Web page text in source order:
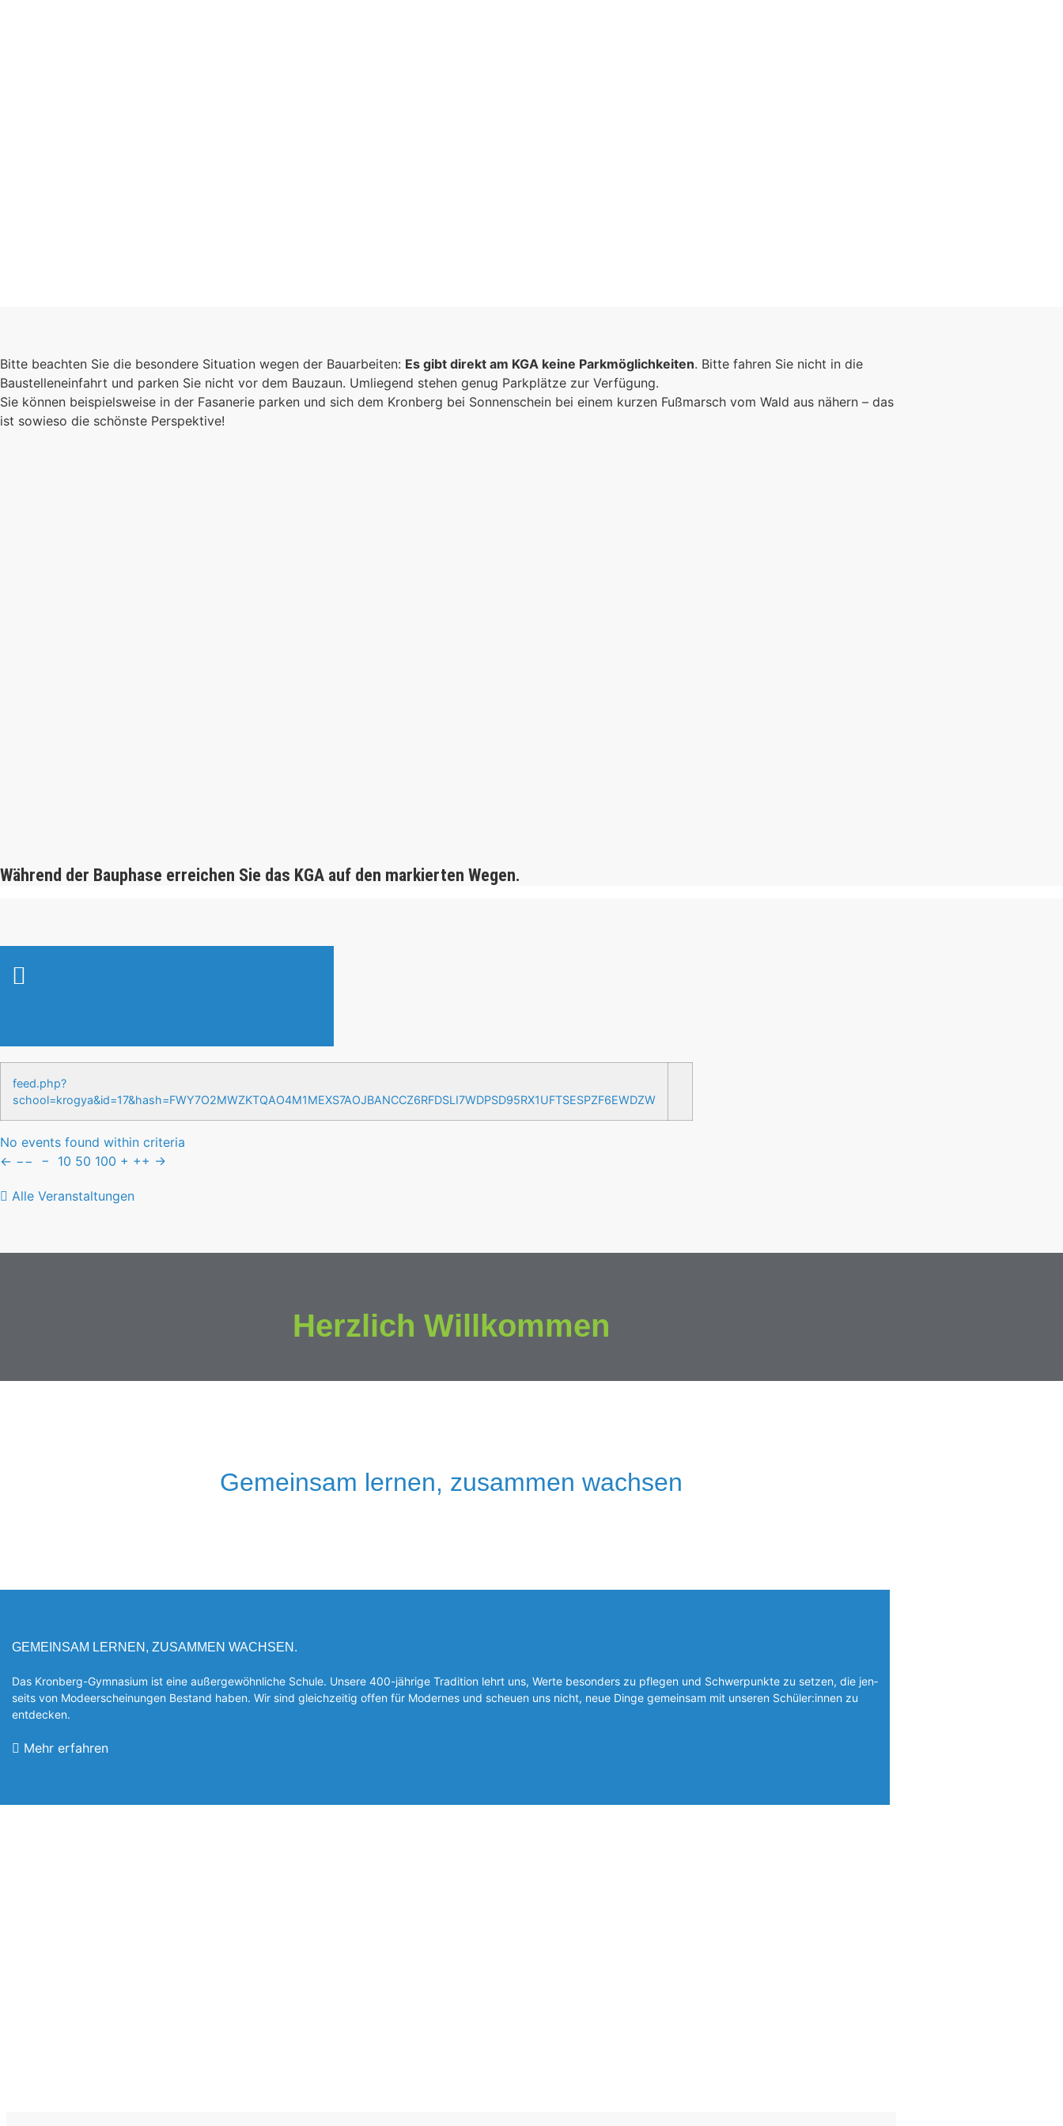
Es kommt auf jeden
Einzelnen an, zusammen
sind wir eine starke
Bitte beachten Sie die besondere Situation wegen der Bauarbeiten: Es gibt direkt am KGA keine Parkmöglichkeiten. Bitte fahren Sie nicht in die
Baustelleneinfahrt und parken Sie nicht vor dem Bauzaun. Umliegend stehen genug Parkplätze zur Verfügung.
Sie können beispielsweise in der Fasanerie parken und sich dem Kronberg bei Sonnenschein bei einem kurzen Fußmarsch vom Wald aus nähern – das
ist sowieso die schönste Perspektive!
Während der Bauphase erreichen Sie das KGA auf den markierten Wegen.
feed.php?
school=krogya&id=17&hash=FWY7O2MWZKTQAO4M1MEXS7AOJBANCCZ6RFDSLI7WDPSD95RX1UFTSESPZF6EWDZW
No events found within criteria
← −− − 10 50 100 + ++ →
Alle Veranstaltungen
Herzlich Willkommen
Gemeinsam lernen, zusammen wachsen
GEMEINSAM LERNEN, ZUSAMMEN WACHSEN.
Das Kronberg-Gymnasium ist eine außergewöhnliche Schule. Unsere 400-jährige Tradition lehrt uns, Werte besonders zu pflegen und Schwerpunkte zu setzen, die jen­
seits von Modeerscheinungen Be­stand haben. Wir sind gleichzeitig offen für Modernes und scheuen uns nicht, neue Dinge gemeinsam mit unseren Schüler:innen zu
entde­cken.
Mehr erfahren